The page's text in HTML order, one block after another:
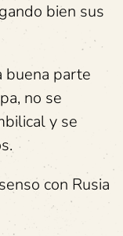
bien sus
buena parte
no se
y se
con Rusia